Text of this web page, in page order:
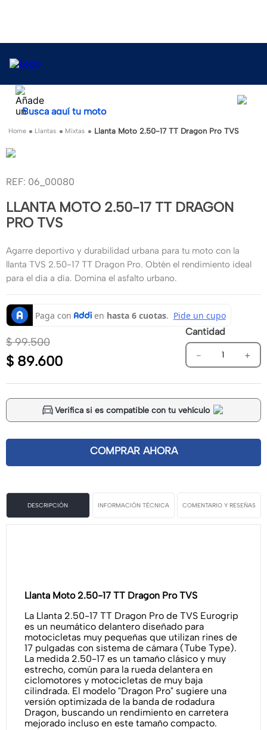
Busca aquí tu moto
Llantas Mixtas Llanta Moto 2.50-17 TT Dragon Pro TVS
: 06_00080
LLANTA MOTO 2.50-17 TT DRAGON
PRO TVS
Agarre deportivo y durabilidad urbana para tu moto con la
llanta TVS 2.50-17 TT Dragon Pro. Obtén el rendimiento ideal
para el día a día. Domina el asfalto urbano.
$ 99.500
$ 89.600
Cantidad
＋
－
Verifica si es compatible con tu vehículo
DESCRIPCIÓN INFORMACIÓN TÉCNICA COMENTARIO Y RESEÑAS
Llanta Moto 2.50-17 TT Dragon Pro TVS
La Llanta 2.50-17 TT Dragon Pro de TVS Eurogrip
es un neumático delantero diseñado para
motocicletas muy pequeñas que utilizan rines de
17 pulgadas con sistema de cámara (Tube Type).
La medida 2.50-17 es un tamaño clásico y muy
estrecho, común para la rueda delantera en
ciclomotores y motocicletas de muy baja
cilindrada. El modelo "Dragon Pro" sugiere una
versión optimizada de la banda de rodadura
Dragon, buscando un rendimiento en carretera
mejorado incluso en este tamaño compacto.